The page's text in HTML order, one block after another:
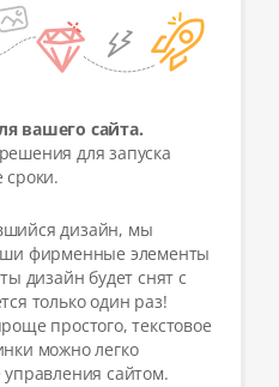
вашего сайта.
для запуска
сроки.
дизайн, мы
фирменные элементы
дизайн будет снят с
только один раз!
простого, текстовое
можно легко
сайтом.